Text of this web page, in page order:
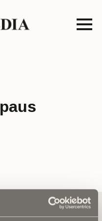
parhaiden